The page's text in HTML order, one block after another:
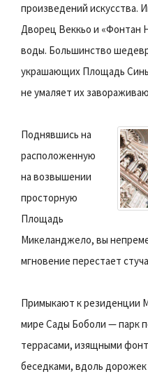
произведений искусства.
Дворец Веккьо и «Фонтан
воды. Большинство
украшающих Площадь
не умаляет их
Поднявшись на
расположенную
на возвышении
просторную
Площадь
Микеланджело, вы
мгновение перестает
Примыкают к резиденции
мире Сады Боболи — парк
террасами, изящными
беседками, вдоль дорожек